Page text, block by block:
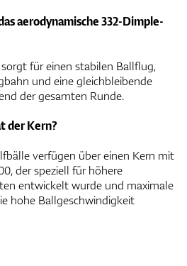
aerodynamische 332-Dimple-
für einen stabilen Ballflug,
und eine gleichbleibende
der gesamten Runde.
der Kern?
verfügen über einen Kern mit
der speziell für höhere
entwickelt wurde und maximale
hohe Ballgeschwindigkeit